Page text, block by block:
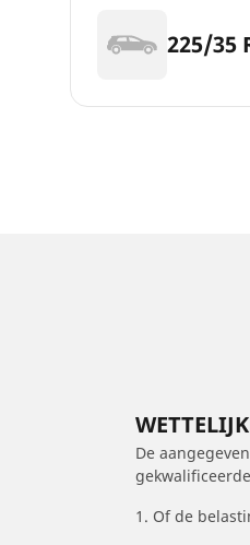
225/35
De
1. Of de